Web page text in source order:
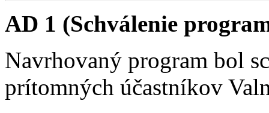
AD 1 (Schválenie
Navrhovaný program bol
prítomných účastníkov